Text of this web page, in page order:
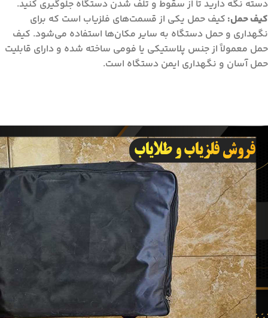
دسته نگه دارید تا از سقوط و تلف شدن دستگاه جلوگیری کنید.
کیف حمل: کیف حمل یکی از قسمت‌های فلزیاب است که برای
نگهداری و حمل دستگاه به سایر مکان‌ها استفاده می‌شود. کیف
حمل معمولاً از جنس پلاستیکی یا فومی ساخته شده و دارای قابلیت
حمل آسان و نگهداری ایمن دستگاه است.